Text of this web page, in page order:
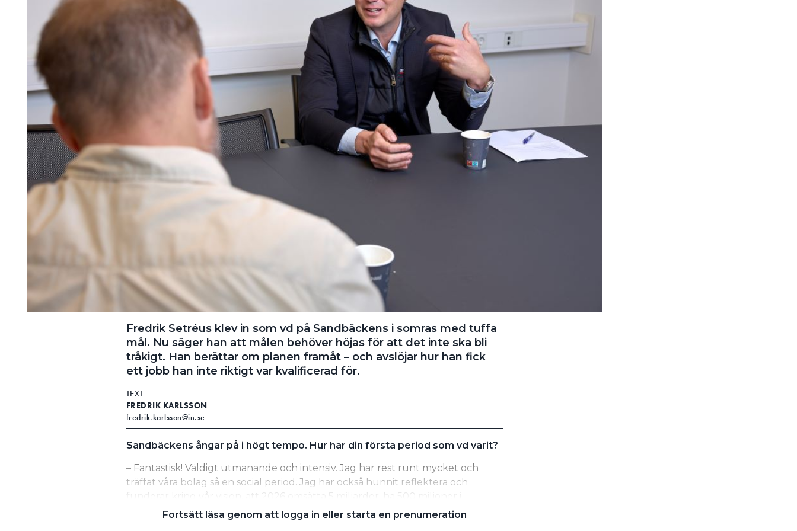
Search for:
Fredrik Setréus klev in som vd på Sandbäckens i somras med tuffa
mål. Nu säger han att målen behöver höjas för att det inte ska bli
tråkigt. Han berättar om planen framåt – och avslöjar hur han fick
ett jobb han inte riktigt var kvalificerad för.
TEXT
FREDRIK KARLSSON
fredrik.karlsson@in.se
Sandbäckens ångar på i högt tempo. Hur har din första period som vd varit?
– Fantastisk! Väldigt utmanande och intensiv. Jag har rest runt mycket och
träffat våra bolag så en social period. Jag har också hunnit reflektera och
funderar kring vår vision, att 2026 omsätta 5 miljarder, ha 500 miljoner i
marginal och ha köpt 50 nya bolag. Vi behöver fundera på nästa steg, det blir
Fortsätt läsa genom att logga in eller starta en prenumeration